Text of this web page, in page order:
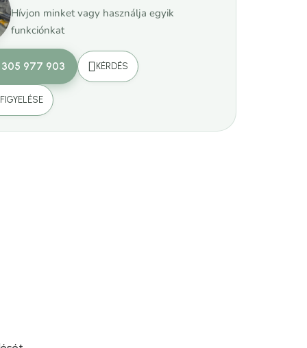
Hívjon minket vagy használja egyik
funkciónkat
977 903 KÉRDÉS